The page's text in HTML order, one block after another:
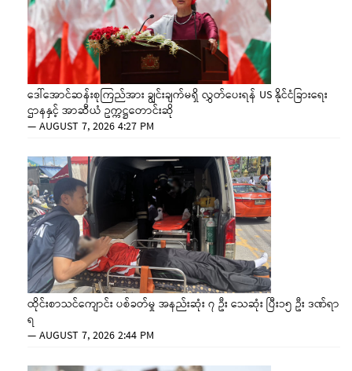
ဒေါ်အောင်ဆန်းစုကြည်အား ချွင်းချက်မရှိ လွှတ်ပေးရန် US နိုင်ငံခြားရေး
ဌာနနှင့် အာဆီယံ ဥက္ကဋ္ဌတောင်းဆို
—AUGUST 7, 2026 4:27 PM
ထိုင်းစာသင်ကျောင်း ပစ်ခတ်မှု အနည်းဆုံး ၇ ဦး သေဆုံး ပြီး၁၅ ဦး ဒဏ်ရာ
ရ
—AUGUST 7, 2026 2:44 PM